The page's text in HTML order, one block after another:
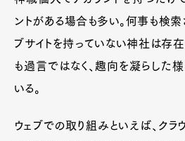
ントがある場合も多い。何事も検索
ブサイトを持っていない神社は存
も過言ではなく、趣向を凝らした
いる。
ウェブでの取り組みといえば、クラ